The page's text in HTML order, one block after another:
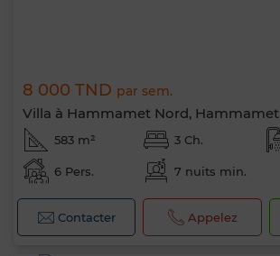
8 000 TND par sem.
Villa à Hammamet Nord, Hammamet
583 m² 3 Ch.
6 Pers. 7 nuits min.
Contacter Appelez